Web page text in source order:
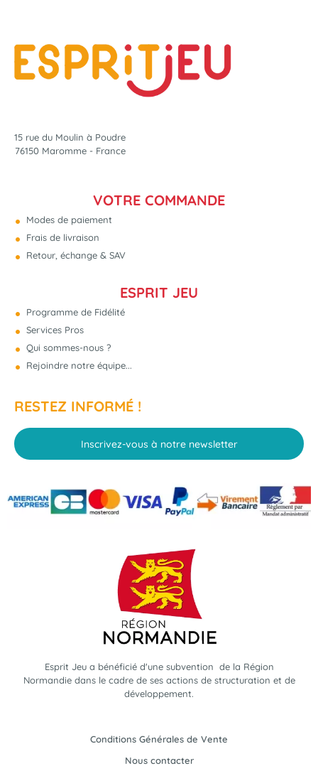
15 rue du Moulin à Poudre
76150 Maromme - France
VOTRE COMMANDE
Modes de paiement
Frais de livraison
Retour, échange & SAV
ESPRIT JEU
Programme de Fidélité
Services Pros
Qui sommes-nous ?
Rejoindre notre équipe...
RESTEZ INFORMÉ !
Inscrivez-vous à notre newsletter
Esprit Jeu a bénéficié d'une subvention de la Région
Normandie dans le cadre de ses actions de structuration et de
développement.
Conditions Générales de Vente
Nous contacter